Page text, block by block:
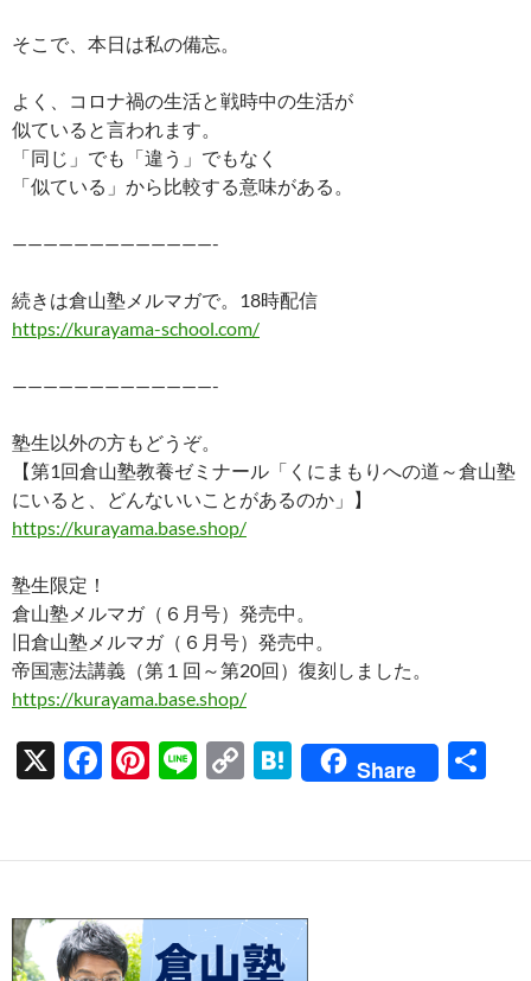
そこで、本日は私の備忘。
よく、コロナ禍の生活と戦時中の生活が
似ていると言われます。
「同じ」でも「違う」でもなく
「似ている」から比較する意味がある。
—————————————-
続きは倉山塾メルマガで。18時配信
https://kurayama-school.com/
—————————————-
塾生以外の方もどうぞ。
【第1回倉山塾教養ゼミナール「くにまもりへの道～倉山塾
にいると、どんないいことがあるのか」】
https://kurayama.base.shop/
塾生限定！
倉山塾メルマガ（６月号）発売中。
旧倉山塾メルマガ（６月号）発売中。
帝国憲法講義（第１回～第20回）復刻しました。
https://kurayama.base.shop/
X
F
b
o
o
Pi
es
t
Li
C
y
Li
n
H
n
a
Share